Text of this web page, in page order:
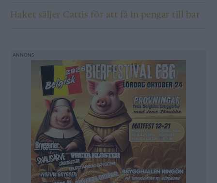
Haket säljer Cattis för att få in pengar till bar